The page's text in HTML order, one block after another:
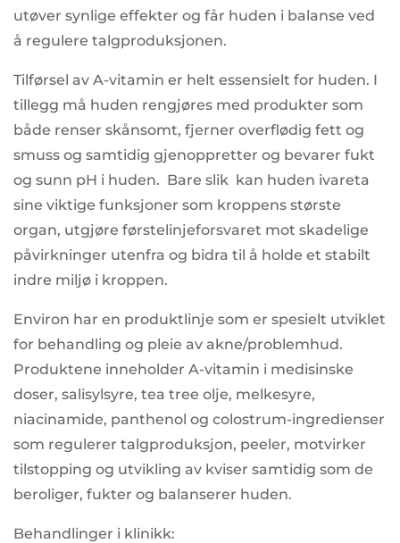
utøver synlige effekter og får huden i balanse ved
å regulere talgproduksjonen.
Tilførsel av A-vitamin er helt essensielt for huden. I
tillegg må huden rengjøres med produkter som
både renser skånsomt, fjerner overflødig fett og
smuss og samtidig gjenoppretter og bevarer fukt
og sunn pH i huden. Bare slik kan huden ivareta
sine viktige funksjoner som kroppens største
organ, utgjøre førstelinjeforsvaret mot skadelige
påvirkninger utenfra og bidra til å holde et stabilt
indre miljø i kroppen.
Environ har en produktlinje som er spesielt utviklet
for behandling og pleie av akne/problemhud.
Produktene inneholder A-vitamin i medisinske
doser, salisylsyre, tea tree olje, melkesyre,
niacinamide, panthenol og colostrum-ingredienser
som regulerer talgproduksjon, peeler, motvirker
tilstopping og utvikling av kviser samtidig som de
beroliger, fukter og balanserer huden.
Behandlinger i klinikk: